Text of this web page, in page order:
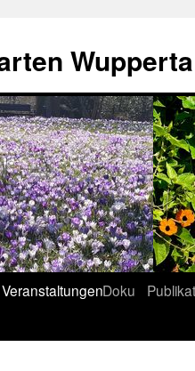
VeranstaltungenDoku